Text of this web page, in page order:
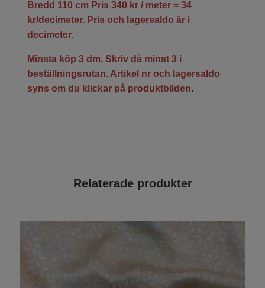
Bredd 110 cm Pris 340 kr / meter = 34
kr/decimeter. Pris och lagersaldo är i
decimeter.
Minsta köp 3 dm. Skriv då minst 3 i
beställningsrutan. Artikel nr och lagersaldo
syns om du klickar på produktbilden.